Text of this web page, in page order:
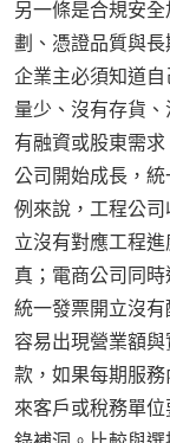
另一條是合規安
劃、憑證品質與
企業主必須知道
量少、沒有存貨
有融資或股東需
公司開始成長，
例來說，工程公
立沒有對應工程
真；電商公司同
統一發票開立沒
容易出現營業額
款，如果每期服
來客戶或稅務單